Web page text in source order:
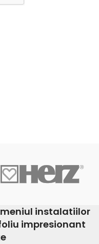
instalatiilor
impresionant